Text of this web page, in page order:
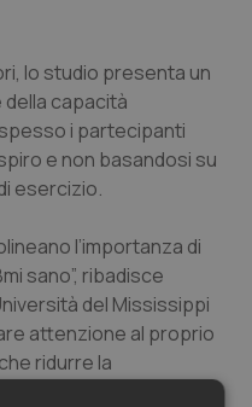
lo studio presenta un
della capacità
i partecipanti
e non basandosi su
esercizio.
l’importanza di
sano”, ribadisce
del Mississippi
attenzione al proprio
ridurre la
fisica.